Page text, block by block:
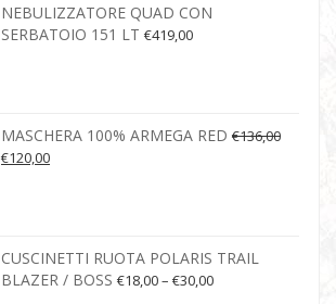
NEBULIZZATORE QUAD CON
SERBATOIO 151 LT €419,00
MASCHERA 100% ARMEGA RED €136,00
€120,00
CUSCINETTI RUOTA POLARIS TRAIL
BLAZER / BOSS €18,00– €30,00